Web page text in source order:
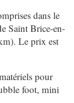
dans le
Saint Brice-en-
Le prix est
pour
foot, mini